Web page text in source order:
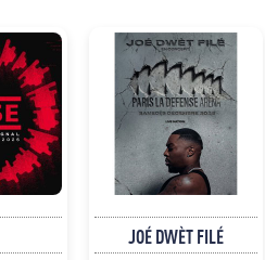
JOÉ DWÈT FILÉ